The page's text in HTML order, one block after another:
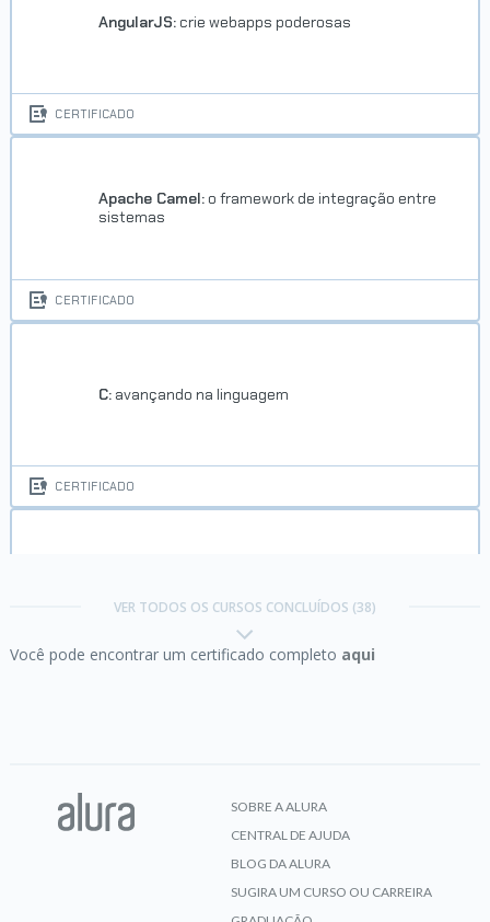
AngularJS: crie webapps poderosas
CERTIFICADO
Apache Camel: o framework de integração entre
sistemas
CERTIFICADO
C: avançando na linguagem
CERTIFICADO
VER TODOS OS CURSOS CONCLUÍDOS (38)
Você pode encontrar um certificado completo aqui
SOBRE A ALURA
CENTRAL DE AJUDA
BLOG DA ALURA
SUGIRA UM CURSO OU CARREIRA